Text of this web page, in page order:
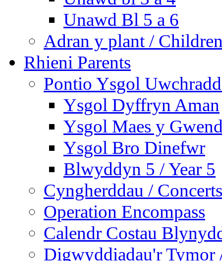
Unawd Bl 5 a 6
Adran y plant /
Rhieni Parents
Pontio Ysgol
Ysgol Dyffryn Aman
Ysgol Maes y
Ysgol Bro Dinefwr
Blwyddyn 5 / Year 5
Cyngherddau / Concerts
Operation Encompass
Calendr Costau
Digwyddiadau'r Tymor